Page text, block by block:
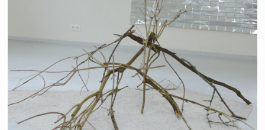
Workshop "carrière d'Yvoir"